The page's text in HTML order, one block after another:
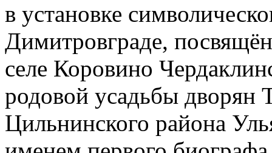
в установке
Димитровграде,
селе Коровино
родовой усадьбы дворян
Цильнинского района